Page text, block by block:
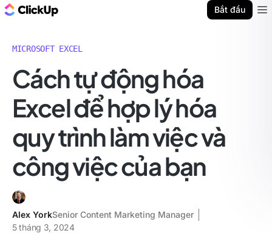
Bắt đầu
MICROSOFT EXCEL
Cách tự động hóa
Excel để hợp lý hóa
quy trình làm việc và
công việc của bạn
Alex YorkSenior Content Marketing Manager
5 tháng 3, 2024